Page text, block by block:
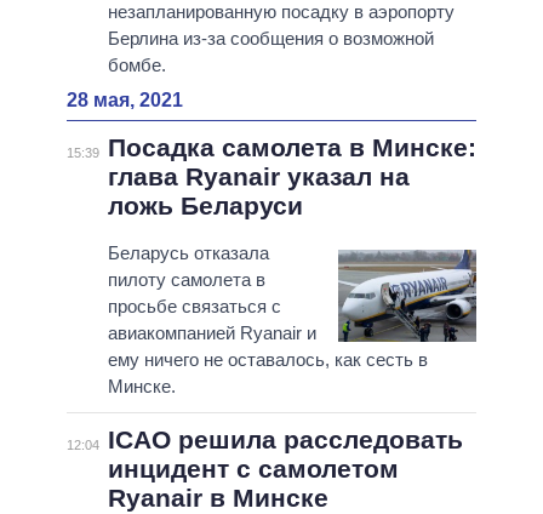
незапланированную посадку в аэропорту
Берлина из-за сообщения о возможной
бомбе.
28 мая, 2021
15:39
Посадка самолета в Минске:
глава Ryanair указал на
ложь Беларуси
Беларусь отказала
пилоту самолета в
просьбе связаться с
авиакомпанией Ryanair и
ему ничего не оставалось, как сесть в
Минске.
12:04
ICAO решила расследовать
инцидент с самолетом
Ryanair в Минске